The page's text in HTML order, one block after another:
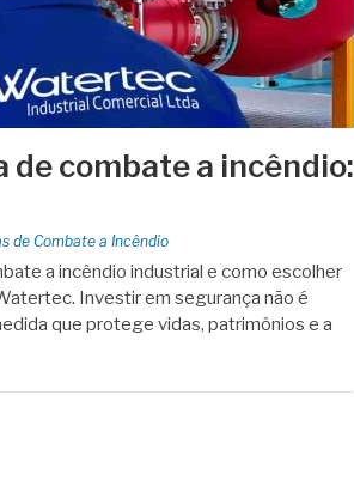
combate a incêndio:
de Combate a Incêndio
a incêndio industrial e como escolher
Investir em segurança não é
que protege vidas, patrimônios e a